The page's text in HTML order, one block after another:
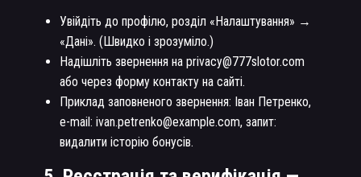
Увійдіть до профілю, розділ «Налаштування» →
«Дані». (Швидко і зрозуміло.)
Надішліть звернення на privacy@777slotor.com
або через форму контакту на сайті.
Приклад заповненого звернення: Іван Петренко,
e-mail: ivan.petrenko@example.com, запит:
видалити історію бонусів.